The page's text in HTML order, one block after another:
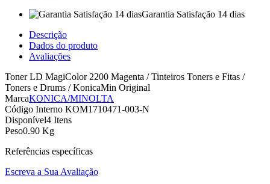
Garantia Satisfação 14 dias
Descrição
Dados do produto
Avaliações
Toner LD MagiColor 2200 Magenta / Tinteiros Toners e Fitas /
Toners e Drums / KonicaMin Original
MarcaKONICA/MINOLTA
Código Interno KOM1710471-003-N
Disponível4 Itens
Peso0.90 Kg
Referências específicas
Escreva a Sua Avaliação